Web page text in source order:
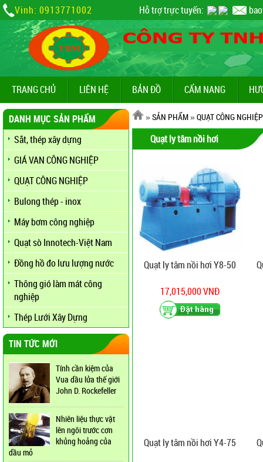
Vinh: 0913771002 Hỗ trợ trực tuyến:
TRANG CHỦ LIÊN HỆ BẢN ĐỒ CẨM NANG
DANH MỤC SẢN PHẨM
Sắt, thép xây dựng
GIÁ VAN CÔNG NGHIỆP
QUẠT CÔNG NGHIỆP
Bulong thép - inox
Máy bơm công nghiệp
Quạt sò Innotech-Việt Nam
Đồng hồ đo lưu lượng nước
Thông gió làm mát công
nghiệp
Thép Lưới Xây Dựng
TIN TỨC MỚI
Tính cần kiệm của
Vua dầu lửa thế giới
John D. Rockefeller
Nhiên liệu thực vật
lên ngôi trước cơn
khủng hoảng của
dầu mỏ
»SẢN PHẨM»QUẠT CÔNG NGHIỆP
Quạt ly tâm nồi hơi
Quạt ly tâm nồi hơi Y8-50
17,015,000 VNĐ
Quạt ly tâm nồi hơi Y4-75